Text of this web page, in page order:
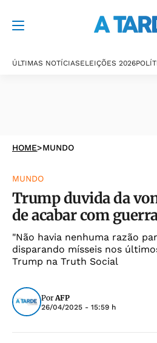
ÚLTIMAS NOTÍCIASELEIÇÕES 2026
HOME>MUNDO
MUNDO
Trump duvida da
de acabar com
"Não havia nenhuma razão
disparando mísseis nos
Trump na Truth Social
PorAFP
26/04/2025 - 15:59 h